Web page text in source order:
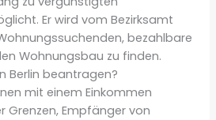
Er wird vom Bezirksamt
bezahlbare
Wohnungsbau zu finden.
Berlin beantragen?
mit einem Einkommen
Empfänger von